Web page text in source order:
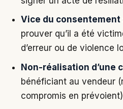
Vice du consentement
prouver qu’il a été
d’erreur ou de violence
Non-réalisation d’une
bénéficiant au vendeur
compromis en prévoient)